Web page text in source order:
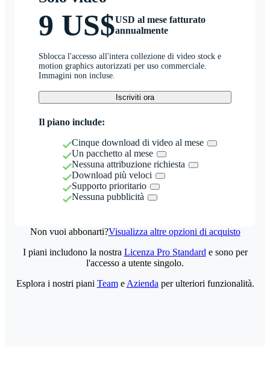
9 US$USD al mese fatturato
annualmente
Sblocca l'accesso all'intera collezione di video stock e
motion graphics autorizzati per uso commerciale.
Immagini non incluse.
Iscriviti ora
Il piano include:
Cinque download di video al mese
Un pacchetto al mese
Nessuna attribuzione richiesta
Download più veloci
Supporto prioritario
Nessuna pubblicità
Non vuoi abbonarti?Visualizza altre opzioni di acquisto
I piani includono la nostra Licenza Pro Standard e sono per
l'accesso a utente singolo.
Esplora i nostri piani Teame Azienda per ulteriori funzionalità.